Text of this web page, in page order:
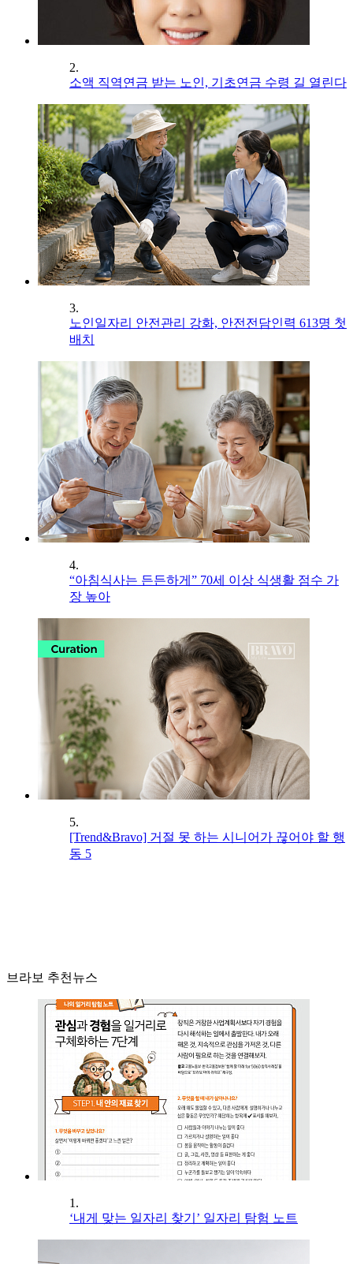
2.
소액 직역연금 받는 노인, 기초연금 수령 길 열린다
3.
노인일자리 안전관리 강화, 안전전담인력 613명 첫
배치
4.
“아침식사는 든든하게” 70세 이상 식생활 점수 가
장 높아
5.
[Trend&Bravo] 거절 못 하는 시니어가 끊어야 할 행
동 5
브라보 추천뉴스
1.
‘내게 맞는 일자리 찾기’ 일자리 탐험 노트